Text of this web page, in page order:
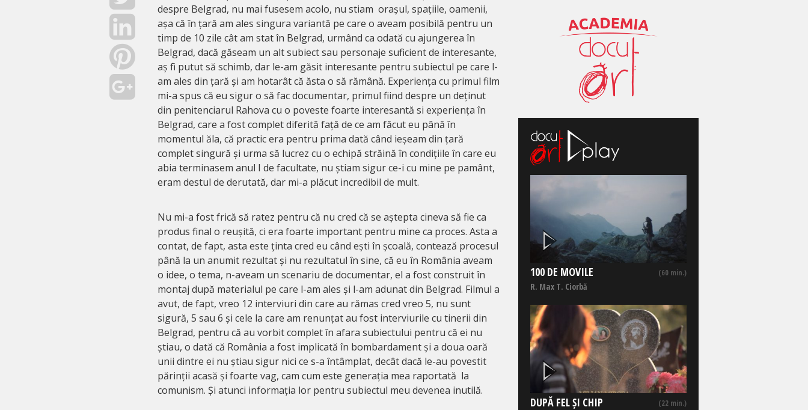
despre Belgrad, nu mai fusesem acolo, nu stiam orașul, spațiile, oamenii,
așa că în țară am ales singura variantă pe care o aveam posibilă pentru un
timp de 10 zile cât am stat în Belgrad, urmând ca odată cu ajungerea în
Belgrad, dacă găseam un alt subiect sau personaje suficient de interesante,
aș fi putut să schimb, dar le-am găsit interesante pentru subiectul pe care l-
am ales din țară și am hotarât că ăsta o să rămână. Experiența cu primul film
mi-a spus că eu sigur o să fac documentar, primul fiind despre un deținut
din penitenciarul Rahova cu o poveste foarte interesantă si experiența în
Belgrad, care a fost complet diferită față de ce am făcut eu până în
momentul ăla, că practic era pentru prima dată când ieșeam din țară
complet singură și urma să lucrez cu o echipă străină în condițiile în care eu
abia terminasem anul I de facultate, nu știam sigur ce-i cu mine pe pamânt,
eram destul de derutată, dar mi-a plăcut incredibil de mult.
Nu mi-a fost frică să ratez pentru că nu cred că se aștepta cineva să fie ca
produs final o reușită, ci era foarte important pentru mine ca proces. Asta a
contat, de fapt, asta este ținta cred eu când ești în școală, contează procesul
până la un anumit rezultat și nu rezultatul în sine, că eu în România aveam
o idee, o tema, n-aveam un scenariu de documentar, el a fost construit în
montaj după materialul pe care l-am ales și l-am adunat din Belgrad. Filmul a
avut, de fapt, vreo 12 interviuri din care au rămas cred vreo 5, nu sunt
sigură, 5 sau 6 și cele la care am renunțat au fost interviurile cu tinerii din
Belgrad, pentru că au vorbit complet în afara subiectului pentru că ei nu
știau, o dată că România a fost implicată în bombardament și a doua oară
unii dintre ei nu știau sigur nici ce s-a întâmplat, decât dacă le-au povestit
părinții acasă și foarte vag, cam cum este generația mea raportată la
comunism. Și atunci informația lor pentru subiectul meu devenea inutilă.
100 DE MOVILE (60 min.)
R. Max T. Ciorbă
DUPĂ FEL ȘI CHIP (22 min.)